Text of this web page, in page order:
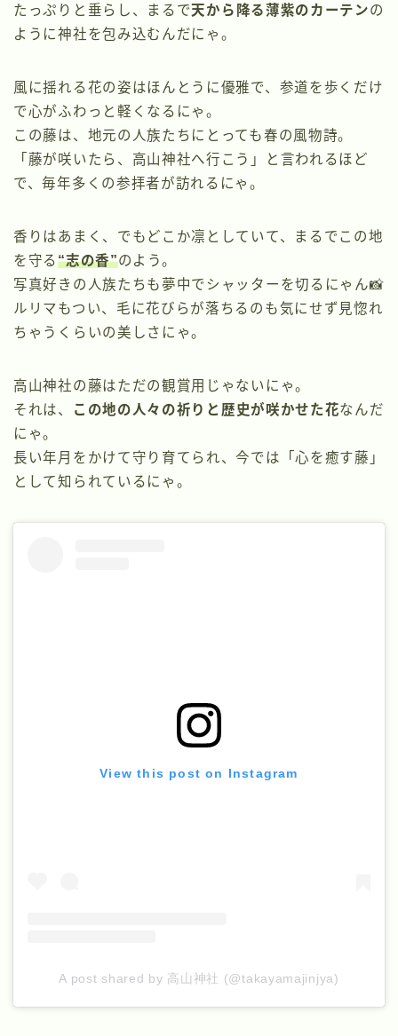
たっぷりと垂らし、まるで天から降る薄紫のカーテンの
ように神社を包み込むんだにゃ。
風に揺れる花の姿はほんとうに優雅で、参道を歩くだけ
で心がふわっと軽くなるにゃ。
この藤は、地元の人族たちにとっても春の風物詩。
「藤が咲いたら、高山神社へ行こう」と言われるほど
で、毎年多くの参拝者が訪れるにゃ。
香りはあまく、でもどこか凛としていて、まるでこの地
を守る“志の香”のよう。
写真好きの人族たちも夢中でシャッターを切るにゃん📸
ルリマもつい、毛に花びらが落ちるのも気にせず見惚れ
ちゃうくらいの美しさにゃ。
高山神社の藤はただの観賞用じゃないにゃ。
それは、
この地の人々の祈りと歴史が咲かせた花なんだ
にゃ。
長い年月をかけて守り育てられ、今では「心を癒す藤」
として知られているにゃ。
View this post on Instagram
A post shared by 高山神社 (@takayamajinjya)